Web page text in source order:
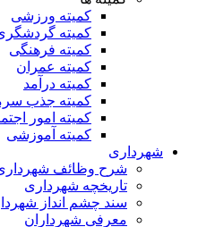
کمیته ورزشی
کمیته
کمیته فرهنگی
کمیته عمران
کمیته درآمد
کمیته جذب
کمیته امور
کمیته آموزشی
شهرداری
شرح وظائف
تاریخچه شهرداری
سند چشم انداز
معرفی شهرداران